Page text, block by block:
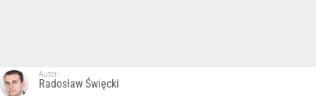
Autor:
Radosław Święcki